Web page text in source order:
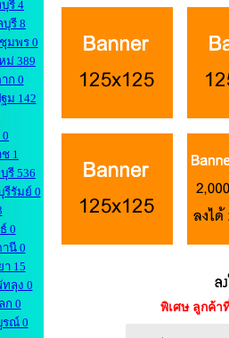
รี 4
บุรี 8
ชุมพร 0
ม่ 389
ก 0
ม 142
1
รี 536
รีรัมย์ 0
0
นี 0
15
ลุง 0
0
รณ์ 0
พิเศษ ลูกค้า